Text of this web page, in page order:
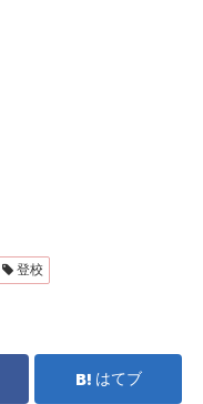
登校
はてブ